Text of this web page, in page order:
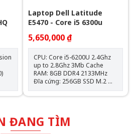
Laptop Dell Latitude
E5470 - Core i5 6300u
5,650,000 ₫
CPU: Core i5-6200U 2.4Ghz
up to 2.8Ghz 3Mb Cache
RAM: 8GB DDR4 2133MHz
Đĩa cứng: 256GB SSD M.2
Màn hình: 14 inch HD Card đồ
họa: Intel HD Graphics 520
Bluetooth + Lót chuột Hệ điều
hành: Chưa Bao Gồm
ĐANG TÌM